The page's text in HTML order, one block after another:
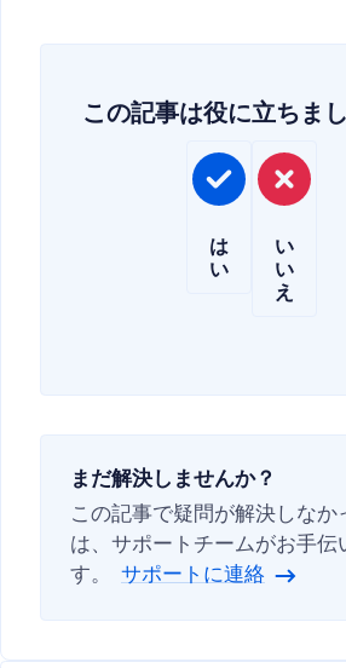
この記事は役に立ちま
は
い
い
い
え
まだ解決しませんか？
この記事で疑問が解決しなか
は、サポートチームがお手伝
す。
サポートに連絡